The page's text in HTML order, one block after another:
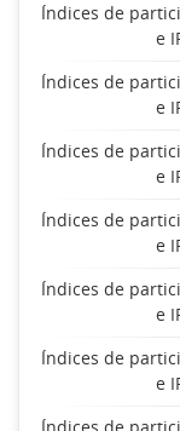
Índices de
e
Índices de
e
Índices de
e
Índices de
e
Índices de
e
Índices de
e